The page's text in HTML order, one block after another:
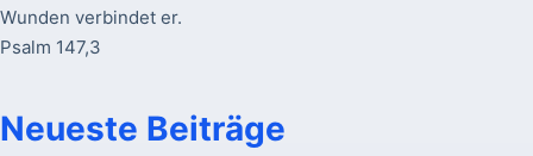
Wunden verbindet er.
Psalm 147,3
Neueste Beiträge